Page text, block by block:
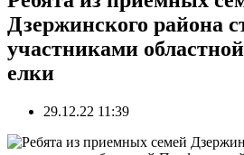
Дзержинского района
участниками
елки
29.12.22 11:39